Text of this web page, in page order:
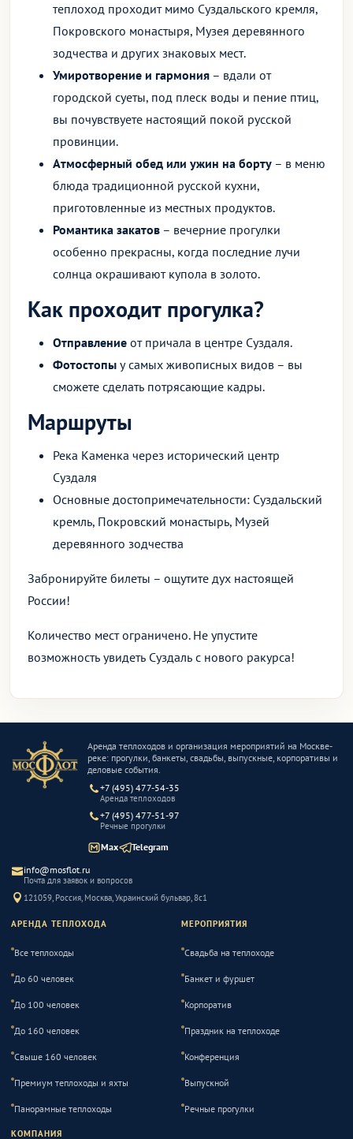
теплоход проходит мимо Суздальского кремля,
Покровского монастыря, Музея деревянного
зодчества и других знаковых мест.
Умиротворение и гармония – вдали от
городской суеты, под плеск воды и пение птиц,
вы почувствуете настоящий покой русской
провинции.
Атмосферный обед или ужин на борту – в меню
блюда традиционной русской кухни,
приготовленные из местных продуктов.
Романтика закатов – вечерние прогулки
особенно прекрасны, когда последние лучи
солнца окрашивают купола в золото.
Как проходит прогулка?
Отправление от причала в центре Суздаля.
Фотостопы у самых живописных видов – вы
сможете сделать потрясающие кадры.
Маршруты
Река Каменка через исторический центр
Суздаля
Основные достопримечательности: Суздальский
кремль, Покровский монастырь, Музей
деревянного зодчества
Забронируйте билеты – ощутите дух настоящей
России!
Количество мест ограничено. Не упустите
возможность увидеть Суздаль с нового ракурса!
Аренда теплоходов и организация мероприятий на Москве-
реке: прогулки, банкеты, свадьбы, выпускные, корпоративы и
деловые события.
+7 (495) 477-54-35
Аренда теплоходов
+7 (495) 477-51-97
Речные прогулки
info@mosflot.ru
Почта для заявок и вопросов
121059, Россия, Москва, Украинский бульвар, 8с1
Max Telegram
АРЕНДА ТЕПЛОХОДА
Все теплоходы
До 60 человек
До 100 человек
До 160 человек
Свыше 160 человек
Премиум теплоходы и яхты
Панорамные теплоходы
МЕРОПРИЯТИЯ
Свадьба на теплоходе
Банкет и фуршет
Корпоратив
Праздник на теплоходе
Конференция
Выпускной
Речные прогулки
КОМПАНИЯ